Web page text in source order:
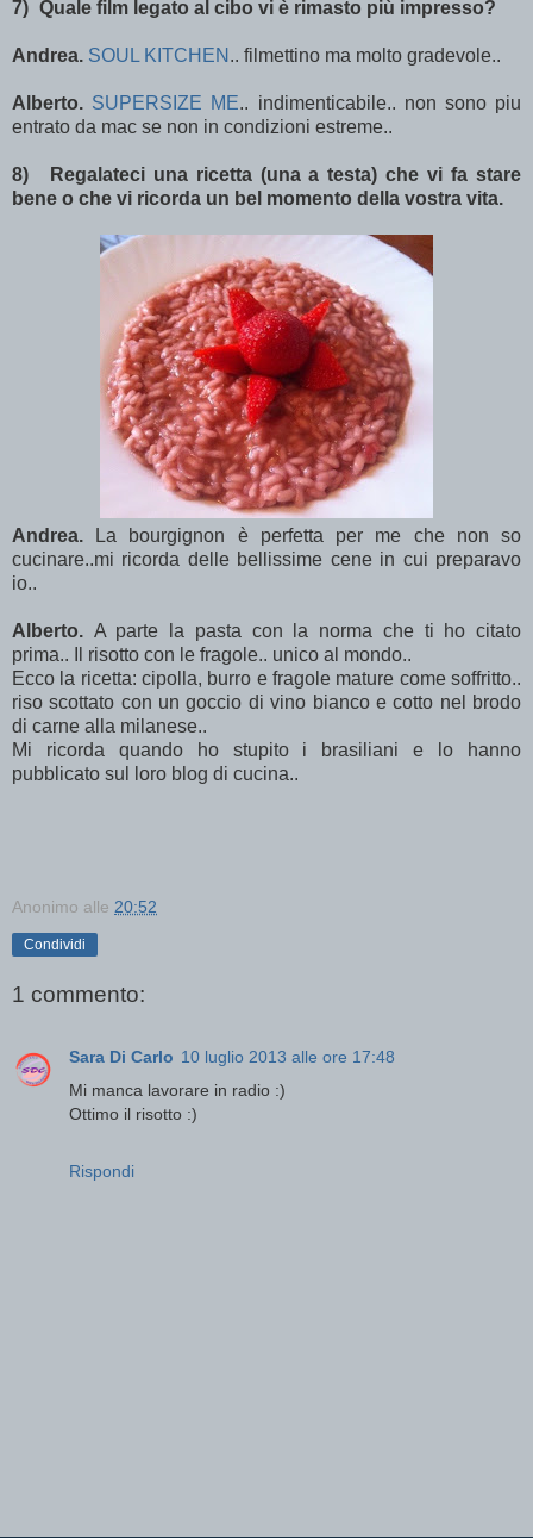
7) Quale film legato al cibo vi è rimasto più impresso?
Andrea. SOUL KITCHEN .. filmettino ma molto gradevole..
Alberto. SUPERSIZE ME.. indimenticabile.. non sono piu
entrato da mac se non in condizioni estreme..
8) Regalateci una ricetta (una a testa) che vi fa stare
bene o che vi ricorda un bel momento della vostra vita.
Andrea.
La bourgignon è perfetta per me che non so
cucinare..mi ricorda delle bellissime cene in cui preparavo
io..
Alberto. A parte la pasta con la norma che ti ho citato
prima.. Il risotto con le fragole.. unico al mondo..
Ecco la ricetta: cipolla, burro e fragole mature come soffritto..
riso scottato con un goccio di vino bianco e cotto nel brodo
di carne alla milanese..
Mi ricorda quando ho stupito i brasiliani e lo hanno
pubblicato sul loro blog di cucina..
Anonimo alle 20:52
Condividi
1 commento:
Sara Di Carlo 10 luglio 2013 alle ore 17:48
Mi manca lavorare in radio :)
Ottimo il risotto :)
Rispondi